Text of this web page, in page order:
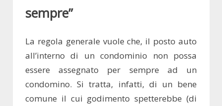
sempre”
La regola generale vuole che, il posto auto
all’interno di un condominio non possa
essere assegnato per sempre ad un
condomino. Si tratta, infatti, di un bene
comune il cui godimento spetterebbe (di